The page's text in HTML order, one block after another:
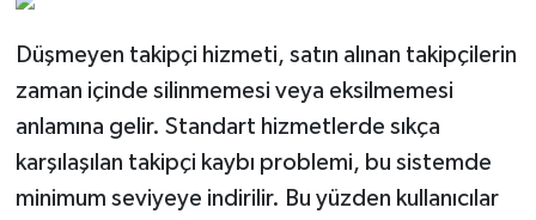
Düşmeyen takipçi hizmeti, satın alınan takipçilerin
zaman içinde silinmemesi veya eksilmemesi
anlamına gelir. Standart hizmetlerde sıkça
karşılaşılan takipçi kaybı problemi, bu sistemde
minimum seviyeye indirilir. Bu yüzden kullanıcılar